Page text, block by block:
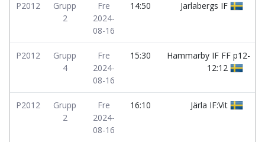
P2012
Grupp
2
Fre
2024-
08-16
14:50 Jarlabergs IF
P2012
Grupp
4
Fre
2024-
08-16
15:30
Hammarby IF FF p12-
12:12
P2012
Grupp
2
Fre
2024-
08-16
16:10 Järla IF:Vit